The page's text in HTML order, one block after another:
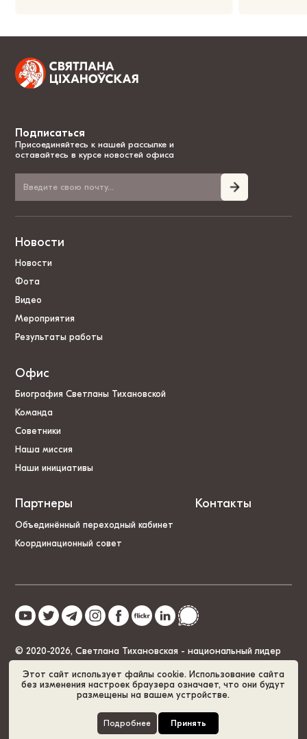
Этот сайт использует файлы cookie. Использование сайта
без изменения настроек браузера означает, что они будут
размещены на вашем устройстве.
Подробнее Принять
Подписаться
Присоединяйтесь к нашей рассылке и
оставайтесь в курсе новостей офиса
Новости
Новости
Фота
Видео
Мероприятия
Результаты работы
Офис
Биография Светланы Тихановской
Команда
Советники
Наша миссия
Наши инициативы
Партнеры
Объединённый переходный кабинет
Координационный совет
Контакты
© 2020-2026, Светлана Тихановская - национальный лидер